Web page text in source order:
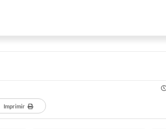
Imprimir